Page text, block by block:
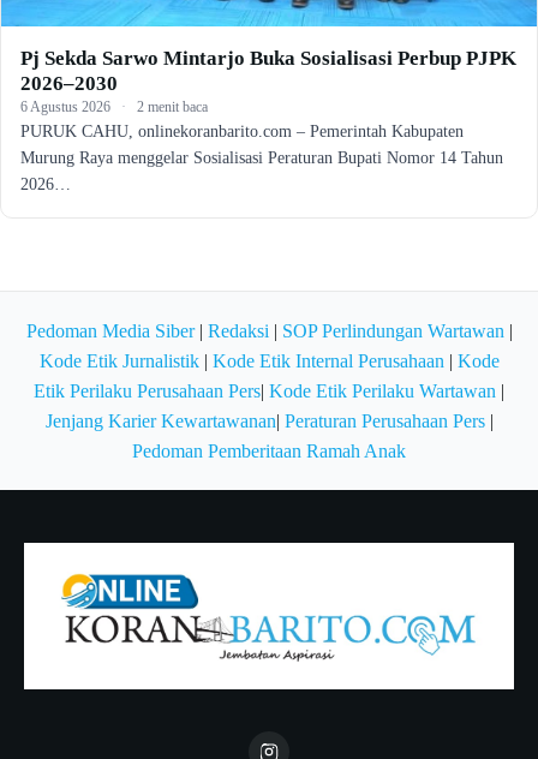
Pj Sekda Sarwo Mintarjo Buka Sosialisasi Perbup PJPK
2026–2030
6 Agustus 2026 · 2 menit baca
PURUK CAHU, onlinekoranbarito.com – Pemerintah Kabupaten
Murung Raya menggelar Sosialisasi Peraturan Bupati Nomor 14 Tahun
2026…
Pedoman Media Siber| Redaksi| SOP Perlindungan Wartawan|
Kode Etik Jurnalistik| Kode Etik Internal Perusahaan| Kode
Etik Perilaku Perusahaan Pers Kode Etik Perilaku Wartawan
Jenjang Karier Kewartawanan| Peraturan Perusahaan Pers|
Pedoman Pemberitaan Ramah Anak